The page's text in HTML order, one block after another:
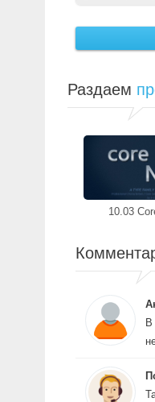
Раздаем
10.03
В